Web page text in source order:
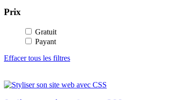
Prix
Gratuit
Payant
Effacer tous les filtres